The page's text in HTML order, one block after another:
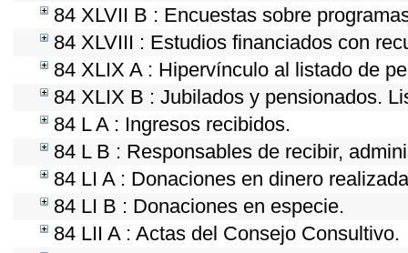
84 XLVII B : Encuestas sobre
84 XLVIII : Estudios financiados con
84 XLIX A : Hipervínculo al listado de
84 XLIX B : Jubilados y pensionados.
84 L A : Ingresos recibidos.
84 L B : Responsables de recibir,
84 LI A : Donaciones en dinero
84 LI B : Donaciones en especie.
84 LII A : Actas del Consejo Consultivo.